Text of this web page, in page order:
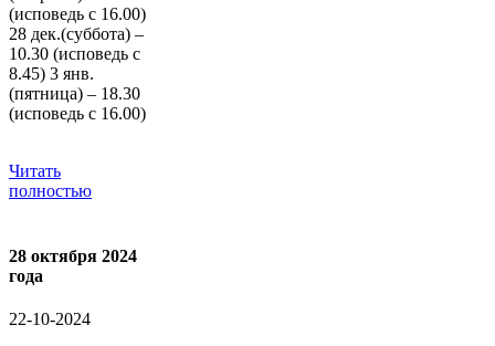
(исповедь с 16.00)
28 дек.(суббота) –
10.30 (исповедь с
8.45) 3 янв.
(пятница) – 18.30
(исповедь с 16.00)
Читать
полностью
28 октября 2024
года
22-10-2024